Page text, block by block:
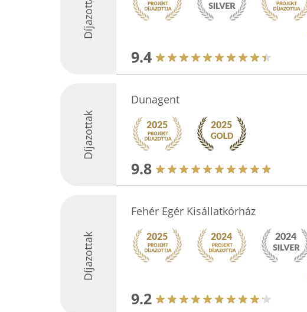
Díjazottak
9.4
Díjazottak
Dunagent
9.8
Díjazottak
Fehér Egér Kisállatkórház
9.2